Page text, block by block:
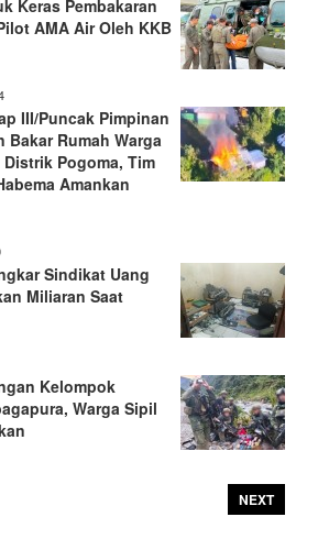
Keras Pembakaran
AMA Air Oleh KKB
III/Puncak Pimpinan
Bakar Rumah Warga
Pogoma, Tim
Amankan
Sindikat Uang
Miliaran Saat
Kelompok
Warga Sipil
NEXT